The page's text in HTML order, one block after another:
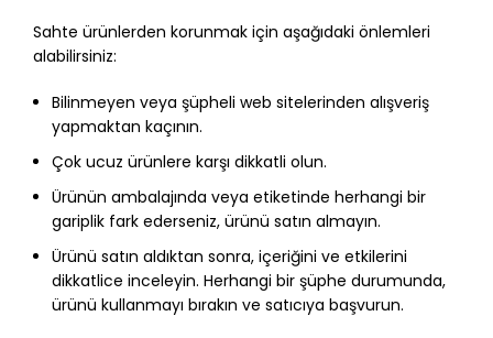
Sahte ürünlerden korunmak için aşağıdaki önlemleri
alabilirsiniz:
Bilinmeyen veya şüpheli web sitelerinden alışveriş
yapmaktan kaçının.
Çok ucuz ürünlere karşı dikkatli olun.
Ürünün ambalajında veya etiketinde herhangi bir
gariplik fark ederseniz, ürünü satın almayın.
Ürünü satın aldıktan sonra, içeriğini ve etkilerini
dikkatlice inceleyin. Herhangi bir şüphe durumunda,
ürünü kullanmayı bırakın ve satıcıya başvurun.